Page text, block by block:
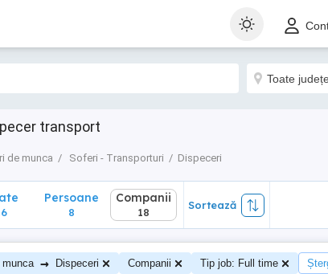
transport
de munca Soferi - Transporturi Dispeceri
Persoane
8
Companii
18
Sortează
munca → Dispeceri Companii Tip job: Full time